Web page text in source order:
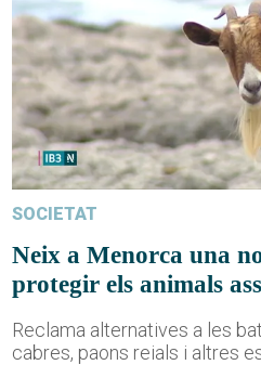
SOCIETAT
Neix a Menorca una
protegir els animals
Reclama alternatives a les
cabres, paons reials i altres